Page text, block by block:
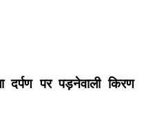
पर पड़नेवाली किरण